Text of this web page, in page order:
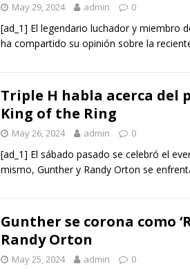
May 29, 2024 admin 0
[ad_1] El legendario luchador y miembro
ha compartido su opinión sobre la
Triple H habla acerca del
King of the Ring
May 26, 2024 admin 0
[ad_1] El sábado pasado se celebró el
mismo, Gunther y Randy Orton se
Gunther se corona como
Randy Orton
May 25, 2024 admin 0